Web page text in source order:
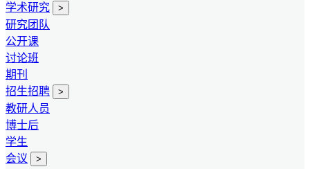
学术研究
>
研究团队
公开课
讨论班
期刊
招生招聘
>
教研人员
博士后
学生
会议
>